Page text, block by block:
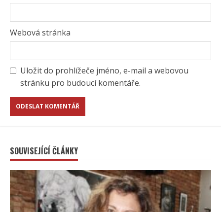
Webová stránka
Uložit do prohlížeče jméno, e-mail a webovou
stránku pro budoucí komentáře.
SOUVISEJÍCÍ ČLÁNKY